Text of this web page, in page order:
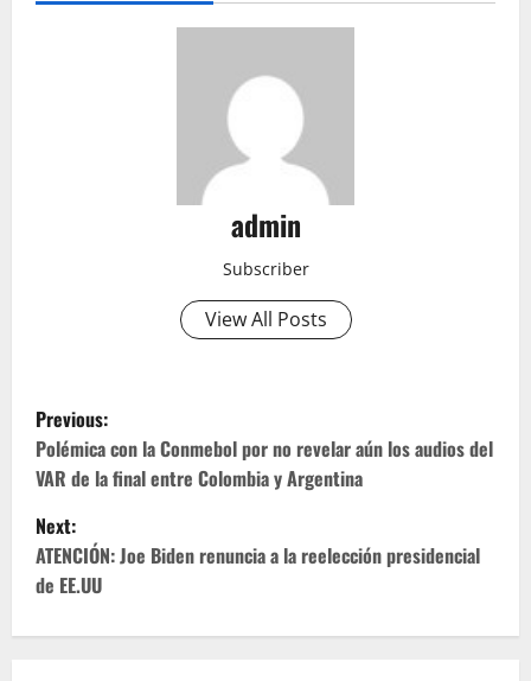
admin
Subscriber
View All Posts
P
o
s
t
n
Previous:
Polémica con la Conmebol por no revelar aún los audios del
VAR de la final entre Colombia y Argentina
Next:
ATENCIÓN: Joe Biden renuncia a la reelección presidencial
de EE.UU